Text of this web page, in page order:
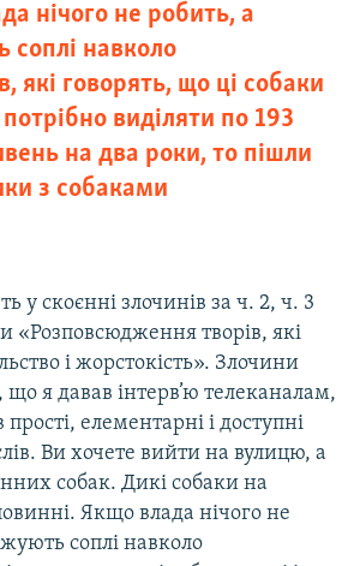
нічого не робить, а
соплі навколо
які говорять, що ці собаки
потрібно виділяти по 193
на два роки, то пішли
з собаками
у скоєнні злочинів за ч. 2, ч. 3
«Розповсюдження творів, які
і жорстокість». Злочини
що я давав інтерв’ю телеканалам,
елементарні і доступні
Ви хочете вийти на вулицю, а
собак. Дикі собаки на
Якщо влада нічого не
соплі навколо